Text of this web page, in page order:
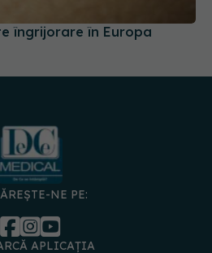
NE PE:
APLICAȚIA